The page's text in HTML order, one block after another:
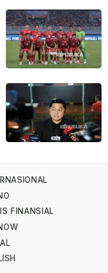
FINANSIAL